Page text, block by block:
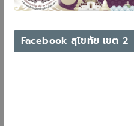
Facebook สุโขทัย เขต 2